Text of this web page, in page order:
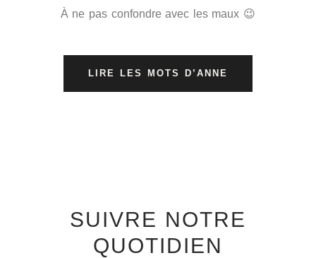
À ne pas confondre avec les maux 😉
LIRE LES MOTS D’ANNE
SUIVRE NOTRE
QUOTIDIEN